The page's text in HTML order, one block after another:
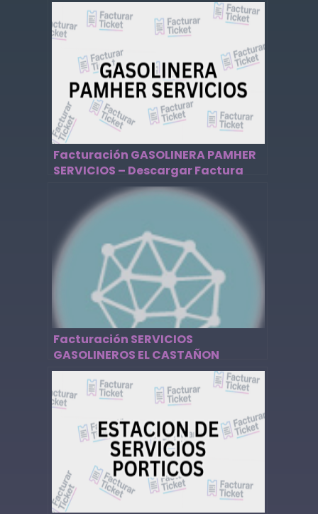
Facturación GASOLINERA PAMHER
SERVICIOS – Descargar Factura
Facturación SERVICIOS
GASOLINEROS EL CASTAÑON
ESTACION 12900 – Descargar
Factura